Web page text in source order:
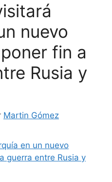
nuevo
fin a
Rusia y
Martin Gómez